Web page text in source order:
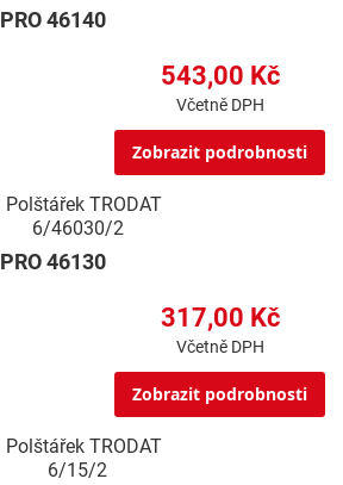
PRO 46140
543,00 Kč
Včetně DPH
Zobrazit podrobnosti
Polštářek TRODAT
6/46030/2
PRO 46130
317,00 Kč
Včetně DPH
Zobrazit podrobnosti
Polštářek TRODAT
6/15/2